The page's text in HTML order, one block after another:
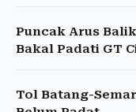
Puncak Arus Balik
Bakal Padati GT
Tol Batang-